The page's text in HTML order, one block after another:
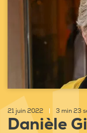
21 juin 2022 3 min 23
Danièle